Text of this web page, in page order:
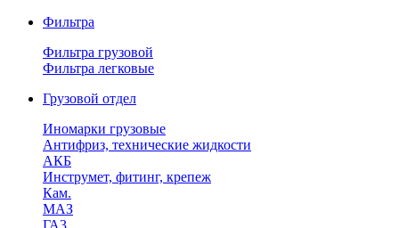
Фильтра
Фильтра грузовой
Фильтра легковые
Грузовой отдел
Иномарки грузовые
Антифриз, технические жидкости
АКБ
Инструмет, фитинг, крепеж
Кам.
МАЗ
ГА3